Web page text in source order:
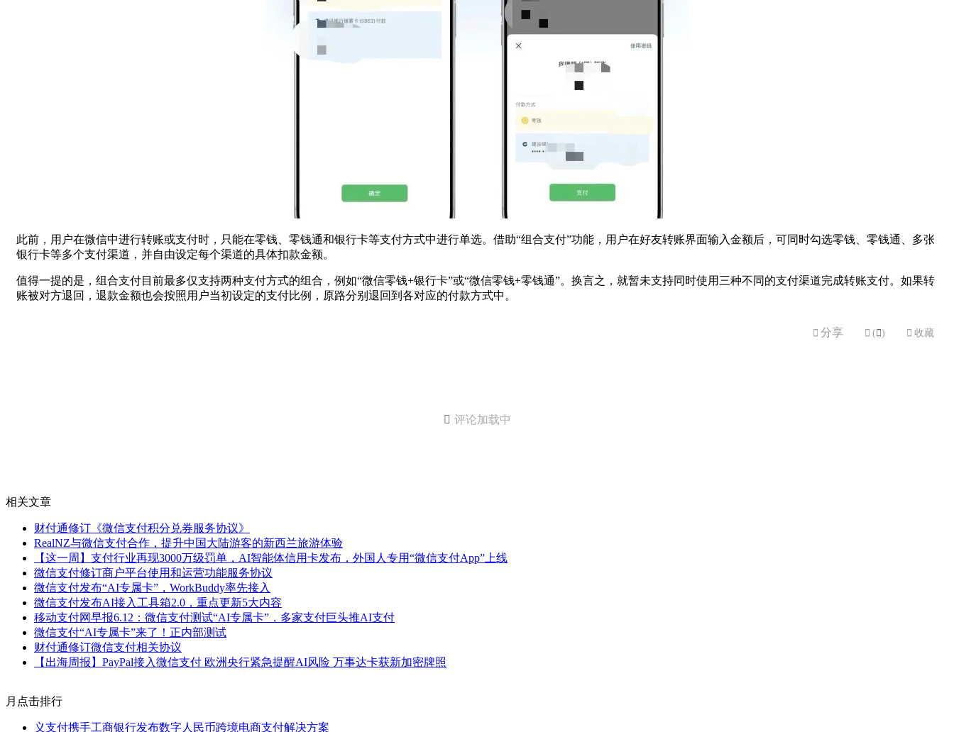
此前，用户在微信中进行转账或支付时，只能在零钱、零钱通和银行卡等支付方式中进行单选。借助“组合支付”功能，用户在好友转账界面输入金额后，可同时勾选零钱、零钱通、多张
银行卡等多个支付渠道，并自由设定每个渠道的具体扣款金额。
值得一提的是，组合支付目前最多仅支持两种支付方式的组合，例如“微信零钱+银行卡”或“微信零钱+零钱通”。换言之，就暂未支持同时使用三种不同的支付渠道完成转账支付。如果转
账被对方退回，退款金额也会按照用户当初设定的支付比例，原路分别退回到各对应的付款方式中。
 分享  ( )  收藏
 评论加载中
相关文章
财付通修订《微信支付积分兑券服务协议》
RealNZ与微信支付合作，提升中国大陆游客的新西兰旅游体验
【这一周】支付行业再现3000万级罚单，AI智能体信用卡发布，外国人专用“微信支付App”上线
微信支付修订商户平台使用和运营功能服务协议
微信支付发布“AI专属卡”，WorkBuddy率先接入
微信支付发布AI接入工具箱2.0，重点更新5大内容
移动支付网早报6.12：微信支付测试“AI专属卡”，多家支付巨头推AI支付
微信支付“AI专属卡”来了！正内部测试
财付通修订微信支付相关协议
【出海周报】PayPal接入微信支付 欧洲央行紧急提醒AI风险 万事达卡获新加密牌照
月点击排行
义支付携手工商银行发布数字人民币跨境电商支付解决方案